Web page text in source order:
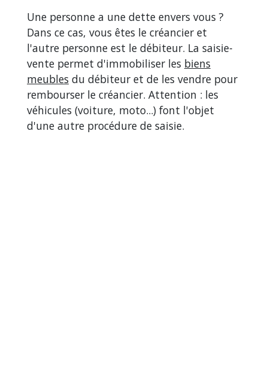
Une personne a une dette envers vous ?
Dans ce cas, vous êtes le créancier et
l'autre personne est le débiteur. La saisie-
vente permet d'immobiliser les biens
meubles du débiteur et de les vendre pour
rembourser le créancier. Attention : les
véhicules (voiture, moto...) font l'objet
d'une autre procédure de saisie.